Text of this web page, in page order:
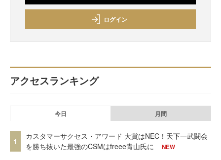
ログイン
アクセスランキング
今日 月間
1
カスタマーサクセス・アワード 大賞はNEC！天下一武闘会
を勝ち抜いた最強のCSMはfreee青山氏に
NEW